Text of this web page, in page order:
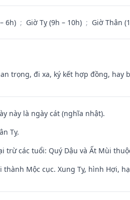
6h) ; Giờ Tỵ (9h – 10h) ; Giờ Thân
trọng, đi xa, ký kết hợp đồng, hay
này là ngày cát (nghĩa nhật).
Tỵ.
trừ các tuổi: Quý Dậu và Ất Mùi
Mộc cục. Xung Tỵ, hình Hợi,